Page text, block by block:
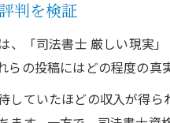
判を検証
、「司法書士 厳しい現実
の投稿にはどの程度の真
していたほどの収入が得